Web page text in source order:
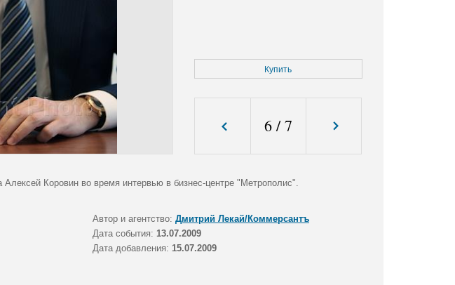
Купить
6/7
Коровин во время интервью в бизнес-центре "Метрополис".
Автор и агентство: Дмитрий Лекай/Коммерсантъ
Дата события: 13.07.2009
Дата добавления: 15.07.2009